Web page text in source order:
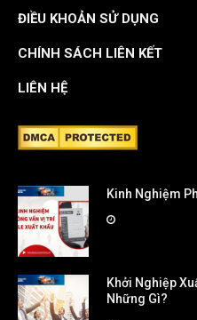
ĐIỀU KHOẢN SỬ DỤNG
CHÍNH SÁCH LIÊN KẾT
LIÊN HỆ
Kinh Nghiệm
Khởi Nghiệp
Những Gì?